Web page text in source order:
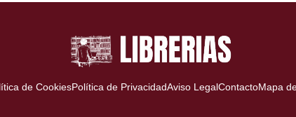
de CookiesPolítica de PrivacidadAviso LegalContactoMapa